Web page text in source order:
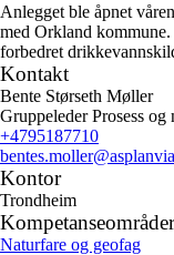
Anlegget ble åpnet
med Orkland
forbedret
Kontakt
Bente Størseth Møller
Gruppeleder Prosess
+4795187710
bentes.moller
Kontor
Trondheim
Kompetanseområder
Naturfare og geofag